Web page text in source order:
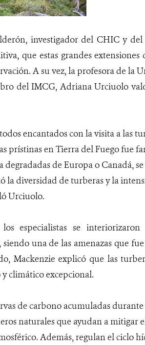
investigador del CHIC y
que estas grandes
A su vez, la profesora de la
del IMCG, Adriana Urciuolo
encantados con la visita a las
prístinas en Tierra del Fuego fue
degradadas de Europa o Canadá,
la diversidad de turberas y la
Urciuolo.
especialistas se
una de las amenazas que
Mackenzie explicó que las
climático excepcional.
de carbono acumuladas
naturales que ayudan a mitigar
Además, regulan el ciclo